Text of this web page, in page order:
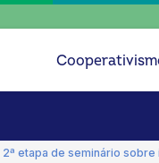
2ª etapa de seminário